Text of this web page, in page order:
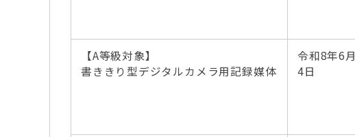
【A等級対象】
書ききり型デジタルカメラ用記録媒体
令和8年6月
4日